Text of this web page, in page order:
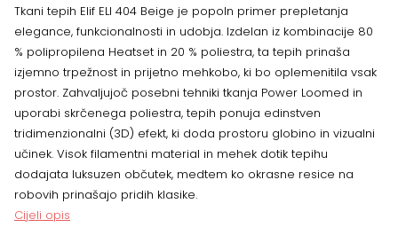
dimenzija
količina
Tkani tepih Elif ELI 404 Beige je popoln primer prepletanja
elegance, funkcionalnosti in udobja. Izdelan iz kombinacije 80
% polipropilena Heatset in 20 % poliestra, ta tepih prinaša
izjemno trpežnost in prijetno mehkobo, ki bo oplemenitila vsak
prostor. Zahvaljujoč posebni tehniki tkanja Power Loomed in
uporabi skrčenega poliestra, tepih ponuja edinstven
tridimenzionalni (3D) efekt, ki doda prostoru globino in vizualni
učinek. Visok filamentni material in mehek dotik tepihu
dodajata luksuzen občutek, medtem ko okrasne resice na
robovih prinašajo pridih klasike.
Cijeli opis